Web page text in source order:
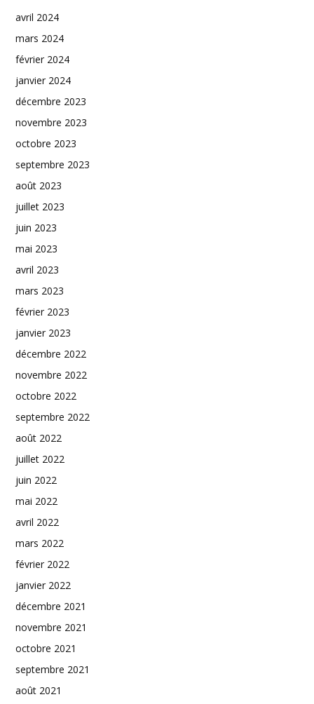
avril 2024
mars 2024
février 2024
janvier 2024
décembre 2023
novembre 2023
octobre 2023
septembre 2023
août 2023
juillet 2023
juin 2023
mai 2023
avril 2023
mars 2023
février 2023
janvier 2023
décembre 2022
novembre 2022
octobre 2022
septembre 2022
août 2022
juillet 2022
juin 2022
mai 2022
avril 2022
mars 2022
février 2022
janvier 2022
décembre 2021
novembre 2021
octobre 2021
septembre 2021
août 2021